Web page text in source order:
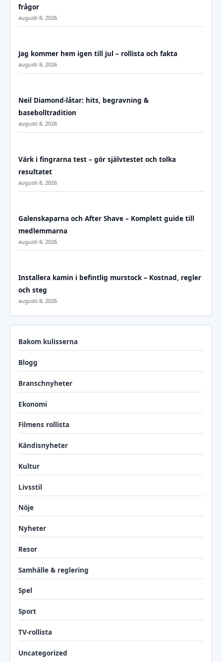
frågor
augusti 8, 2026
Jag kommer hem igen till jul – rollista och fakta
augusti 8, 2026
Neil Diamond-låtar: hits, begravning &
basebolltradition
augusti 8, 2026
Värk i fingrarna test – gör självtestet och tolka
resultatet
augusti 8, 2026
Galenskaparna och After Shave – Komplett guide till
medlemmarna
augusti 8, 2026
Installera kamin i befintlig murstock – Kostnad, regler
och steg
augusti 8, 2026
Bakom kulisserna
Blogg
Branschnyheter
Ekonomi
Filmens rollista
Kändisnyheter
Kultur
Livsstil
Nöje
Nyheter
Resor
Samhälle & reglering
Spel
Sport
TV-rollista
Uncategorized